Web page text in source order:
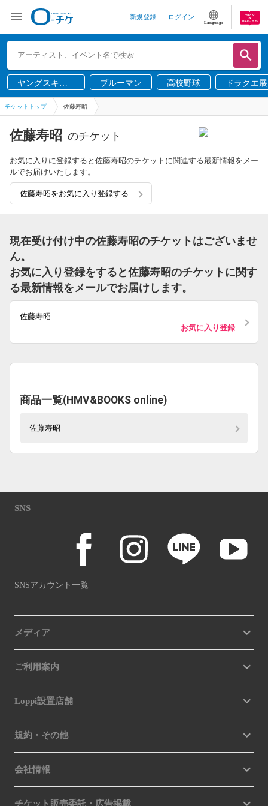
新規登録 ログイン
Language
ヤングスキニ
ー
ブルーマン 高校野球 ドラクエ展
チケットトップ 佐藤寿昭
佐藤寿昭 のチケット
お気に入りに登録すると佐藤寿昭のチケットに関連する最新情報をメー
ルでお届けいたします。
佐藤寿昭をお気に入り登録する
現在受け付け中の佐藤寿昭のチケットはございませ
ん。
お気に入り登録をすると佐藤寿昭のチケットに関す
る最新情報をメールでお届けします。
佐藤寿昭
お気に入り登録
商品一覧(HMV&BOOKS online)
佐藤寿昭
SNS
SNSアカウント一覧
メディア
ご利用案内
Loppi設置店舗
規約・その他
会社情報
チケット販売委託・広告掲載